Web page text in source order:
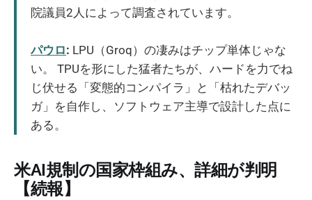
院議員2人によって調査されています。
パウロ: LPU（Groq）の凄みはチップ単体じゃな
い。 TPUを形にした猛者たちが、ハードを力でね
じ伏せる「変態的コンパイラ」と「枯れたデバッ
ガ」を自作し、ソフトウェア主導で設計した点に
ある。
米AI規制の国家枠組み、詳細が判明
【続報】